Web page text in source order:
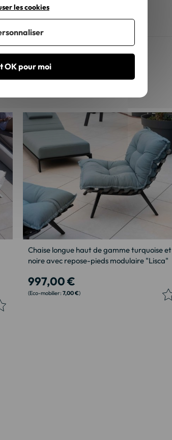
Chaise longue haut de gamme turquoise et
noire avec repose-pieds modulaire "Lisca"
997,00 €
7,00 €
OK pour moi
les cookies